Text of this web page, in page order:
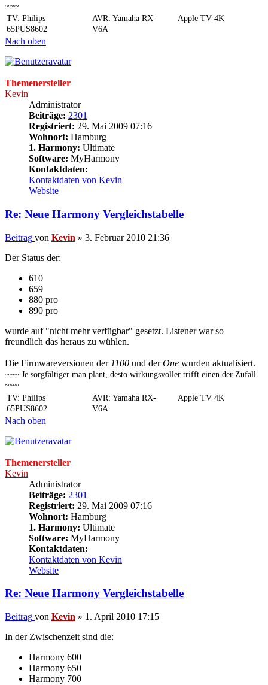
~~~
TV: Philips
65PUS8602
AVR: Yamaha RX-
V6A
Apple TV 4K
Nach oben
Themenersteller
Kevin
Administrator
Beiträge: 2301
Registriert: 29. Mai 2009 07:16
Wohnort: Hamburg
1. Harmony: Ultimate
Software: MyHarmony
Kontaktdaten:
Kontaktdaten von Kevin
Website
Re: Neue Harmony Vergleichstabelle
Beitrag von Kevin » 3. Februar 2010 21:36
Der Status der:
610
659
880 pro
890 pro
wurde auf "nicht mehr verfügbar" gesetzt. Listener war so
freundlich das heraus zu wühlen.
Die Firmwareversionen der 1100 und derOne wurden aktualisiert.
~~~ Je sorgfältiger man plant, desto wirkungsvoller trifft einen der Zufall.
~~~
TV: Philips
65PUS8602
AVR: Yamaha RX-
V6A
Apple TV 4K
Nach oben
Themenersteller
Kevin
Administrator
Beiträge: 2301
Registriert: 29. Mai 2009 07:16
Wohnort: Hamburg
1. Harmony: Ultimate
Software: MyHarmony
Kontaktdaten:
Kontaktdaten von Kevin
Website
Re: Neue Harmony Vergleichstabelle
Beitrag von Kevin » 1. April 2010 17:15
In der Zwischenzeit sind die:
Harmony 600
Harmony 650
Harmony 700